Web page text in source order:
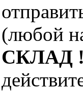
(любой
СКЛАД